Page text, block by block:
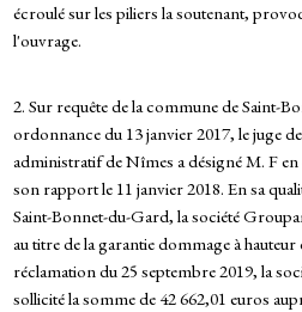
écroulé sur les piliers la soutenant,
l'ouvrage.
2. Sur requête de la commune de Saint-
ordonnance du 13 janvier 2017, le juge
administratif de Nîmes a désigné M. F
son rapport le 11 janvier 2018. En sa
Saint-Bonnet-du-Gard, la société
au titre de la garantie dommage à
réclamation du 25 septembre 2019, la
sollicité la somme de 42 662,01 euros